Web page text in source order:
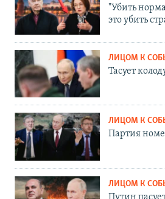
"Убить
это убить
ЛИЦОМ К
Тасует
ЛИЦОМ К
Партия
ЛИЦОМ К